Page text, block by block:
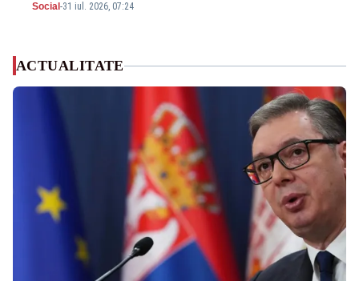
Social -31 iul. 2026, 07:24
ACTUALITATE